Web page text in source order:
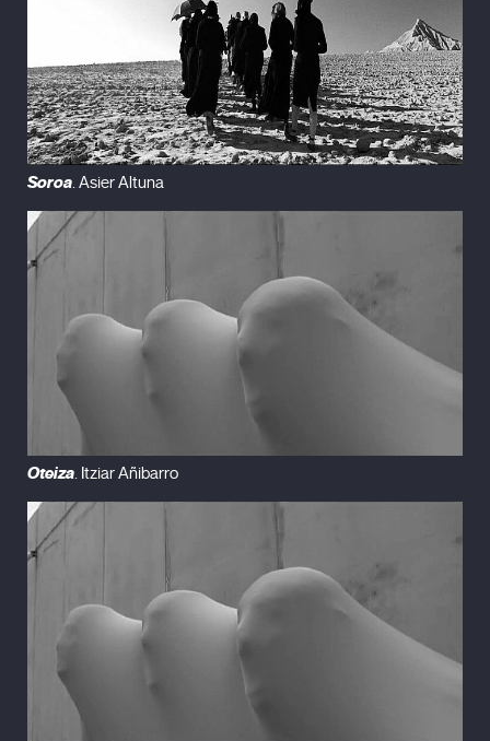
Soroa. Asier Altuna
Oteiza. Itziar Añibarro